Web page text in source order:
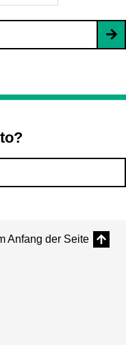
Anfang der Seite